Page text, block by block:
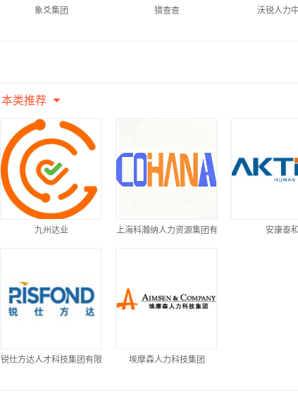
象爻集团 猎查查 沃锐人力
本类推荐
九州达业 上海科瀚纳人力资源集团有 安康泰和
锐仕方达人才科技集团有限 埃摩森人力科技集团